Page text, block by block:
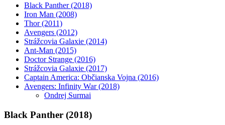
Black Panther (2018)
Iron Man (2008)
Thor (2011)
Avengers (2012)
Strážcovia Galaxie (2014)
Ant-Man (2015)
Doctor Strange (2016)
Strážcovia Galaxie (2017)
Captain America: Občianska Vojna (2016)
Avengers: Infinity War (2018)
Ondrej Surmai
Black Panther (2018)